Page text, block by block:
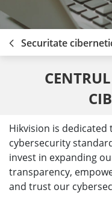
Securitate
Hikvision is
cybersecurity
invest in expanding
transparency,
and trust our